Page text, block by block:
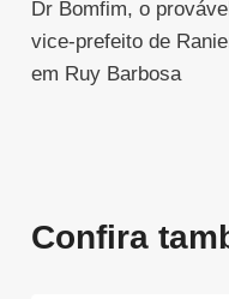
Post
Dr Bomfim, o provável
vice-prefeito de
em Ruy Barbosa
Confira